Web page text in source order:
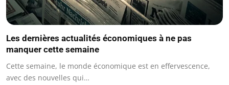
Les dernières actualités économiques à ne pas
manquer cette semaine
Cette semaine, le monde économique est en effervescence,
avec des nouvelles qui…